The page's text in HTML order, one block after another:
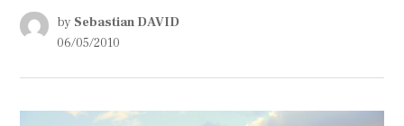
by Sebastian DAVID
06/05/2010